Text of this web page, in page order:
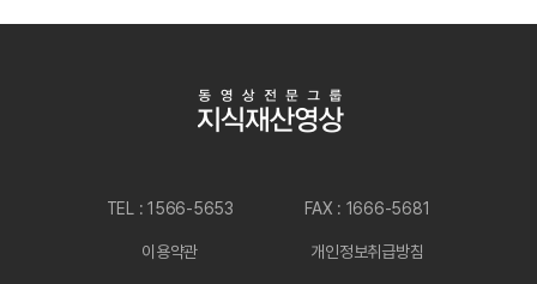
TEL : 1566-5653 FAX : 1666-5681
이용약관 개인정보취급방침